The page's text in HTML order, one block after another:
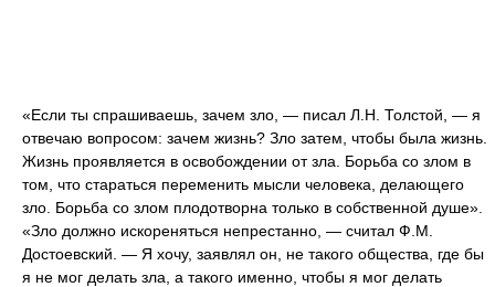
«Если ты спрашиваешь, зачем зло, — писал Л.Н. Толстой, — я
отвечаю вопросом: зачем жизнь? Зло затем, чтобы была жизнь.
Жизнь проявляется в освобождении от зла. Борьба со злом в
том, что стараться переменить мысли человека, делающего
зло. Борьба со злом плодотворна только в собственной душе».
«Зло должно искореняться непрестанно, — считал Ф.М.
Достоевский. — Я хочу, заявлял он, не такого общества, где бы
я не мог делать зла, а такого именно, чтобы я мог делать